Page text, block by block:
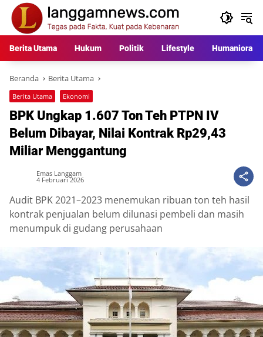
Langsung
konten
Berita Utama Hukum Politik Lifestyle Humaniora
Beranda Berita Utama
Berita Utama Ekonomi
BPK Ungkap 1.607 Ton Teh PTPN IV
Belum Dibayar, Nilai Kontrak Rp29,43
Miliar Menggantung
Emas Langgam
4 Februari 2026
Audit BPK 2021–2023 menemukan ribuan ton teh hasil
kontrak penjualan belum dilunasi pembeli dan masih
menumpuk di gudang perusahaan